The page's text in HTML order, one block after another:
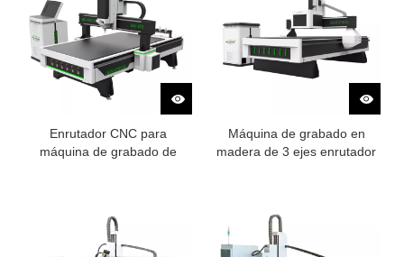
Enrutador CNC para
máquina de grabado de
Máquina de grabado en
madera de 3 ejes enrutador